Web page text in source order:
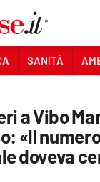
SANITÀ
a Vibo
«Il
doveva